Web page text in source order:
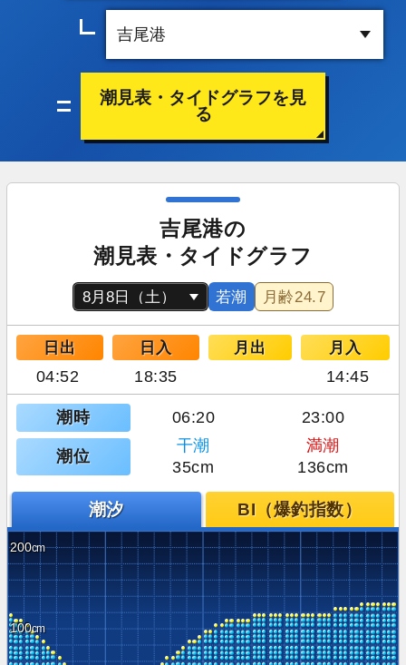
潮見表・タイドグラフを見
る
吉尾港の
潮見表・タイドグラフ
若潮 月齢24.7
日出 日入 月出 月入
04:52 18:35 14:45
潮時 06:20 23:00
潮位
干潮
満潮
35cm
136cm
潮汐 BI（爆釣指数）
200
100